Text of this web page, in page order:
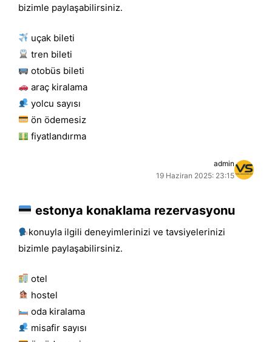
bizimle paylaşabilirsiniz.
uçak bileti
tren bileti
otobüs bileti
araç kiralama
yolcu sayısı
ön ödemesiz
fiyatlandırma
admin
19 Haziran 2025: 23:15
estonya konaklama rezervasyonu
konuyla ilgili deneyimlerinizi ve tavsiyelerinizi
bizimle paylaşabilirsiniz.
otel
hostel
oda kiralama
misafir sayısı